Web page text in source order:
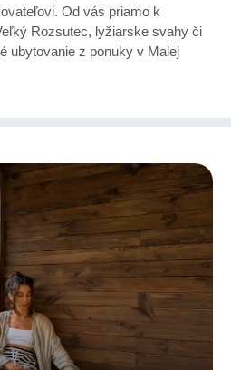
Od vás priamo k
Rozsutec, lyžiarske svahy či
ubytovanie z ponuky v Malej